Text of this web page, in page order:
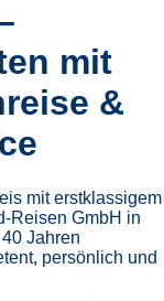
mit
&
mit erstklassigem
Reisen GmbH in
Jahren
persönlich und